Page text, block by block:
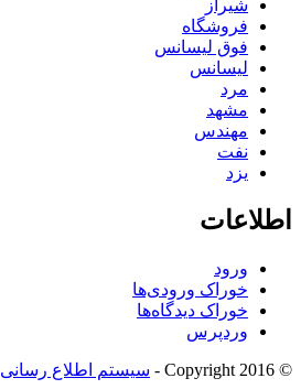
شیراز
فروشگاه
فوق لیسانس
لیسانس
مرد
مشهد
مهندس
نفت
یزد
اطلاعات
ورود
خوراک ورودی‌ها
خوراک دیدگاه‌ها
وردپرس
© Copyright 2016 - سیستم اطلاع رسانی